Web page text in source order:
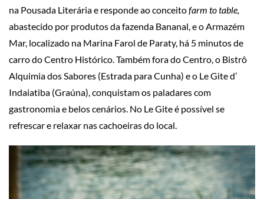
na Pousada Literária e responde ao conceitofarm to table,
abastecido por produtos da fazenda Bananal, e o Armazém
Mar, localizado na Marina Farol de Paraty, há 5 minutos de
carro do Centro Histórico. Também fora do Centro, o Bistrô
Alquimia dos Sabores (Estrada para Cunha) e o Le Gite d’
Indaiatiba (Graúna), conquistam os paladares com
gastronomia e belos cenários. No Le Gite é possível se
refrescar e relaxar nas cachoeiras do local.